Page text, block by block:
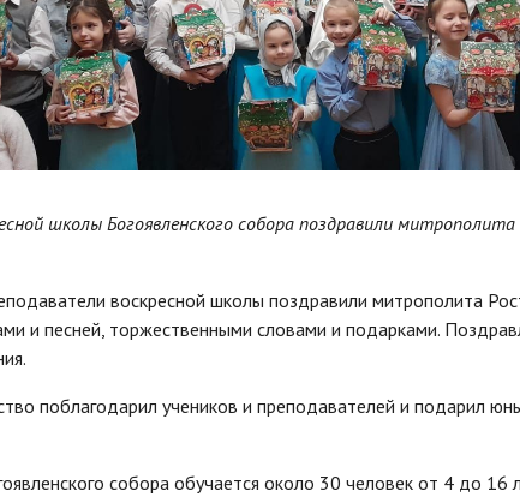
школы Богоявленского собора поздравили
воскресной школы поздравили митрополита
и песней, торжественными словами и подарками.
поблагодарил учеников и преподавателей и подарил
собора обучается около 30 человек от 4 до